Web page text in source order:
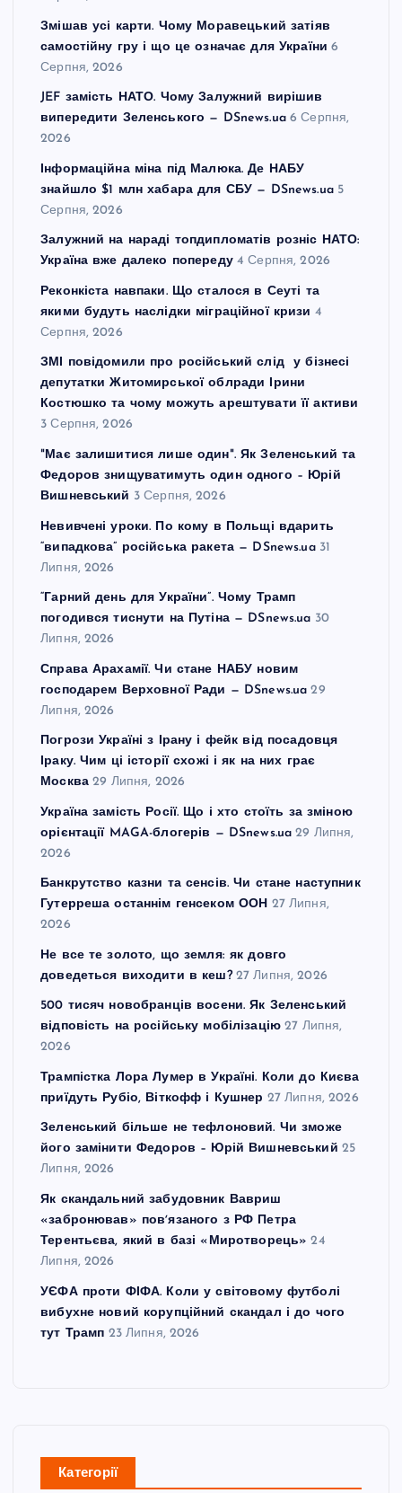
а
і
я
з
а
п
с
в
Змішав усі карти. Чому Моравецький затіяв
самостійну гру і що це означає для України 6
Серпня, 2026
JEF замість НАТО. Чому Залужний вирішив
випередити Зеленського — DSnews.ua 6 Серпня,
2026
Інформаційна міна під Малюка. Де НАБУ
знайшло $1 млн хабара для СБУ — DSnews.ua 5
Серпня, 2026
Залужний на нараді топдипломатів розніс НАТО:
Україна вже далеко попереду 4 Серпня, 2026
Реконкіста навпаки. Що сталося в Сеуті та
якими будуть наслідки міграційної кризи 4
Серпня, 2026
ЗМІ повідомили про російський слід у бізнесі
депутатки Житомирської облради Ірини
Костюшко та чому можуть арештувати її активи
3 Серпня, 2026
"Має залишитися лише один". Як Зеленський та
Федоров знищуватимуть один одного – Юрій
Вишневський 3 Серпня, 2026
Невивчені уроки. По кому в Польщі вдарить
“випадкова” російська ракета — DSnews.ua 31
Липня, 2026
“Гарний день для України”. Чому Трамп
погодився тиснути на Путіна — DSnews.ua 30
Липня, 2026
Справа Арахамії. Чи стане НАБУ новим
господарем Верховної Ради — DSnews.ua 29
Липня, 2026
Погрози Україні з Ірану і фейк від посадовця
Іраку. Чим ці історії схожі і як на них грає
Москва 29 Липня, 2026
Україна замість Росії. Що і хто стоїть за зміною
орієнтації MAGA-блогерів — DSnews.ua 29 Липня,
2026
Банкрутство казни та сенсів. Чи стане наступник
Гутерреша останнім генсеком ООН 27 Липня,
2026
Не все те золото, що земля: як довго
доведеться виходити в кеш? 27 Липня, 2026
500 тисяч новобранців восени. Як Зеленський
відповість на російську мобілізацію 27 Липня,
2026
Трампістка Лора Лумер в Україні. Коли до Києва
приїдуть Рубіо, Віткофф і Кушнер 27 Липня, 2026
Зеленський більше не тефлоновий. Чи зможе
його замінити Федоров – Юрій Вишневський 25
Липня, 2026
Як скандальний забудовник Вавриш
«забронював» повʼязаного з РФ Петра
Терентьєва, який в базі «Миротворець» 24
Липня, 2026
УЄФА проти ФІФА. Коли у світовому футболі
вибухне новий корупційний скандал і до чого
тут Трамп 23 Липня, 2026
Категорії